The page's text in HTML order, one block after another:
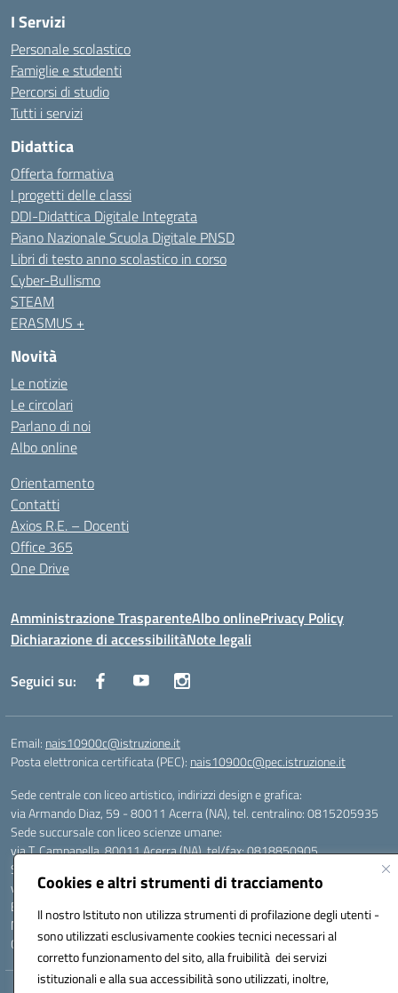
Cookies e altri strumenti di tracciamento
Il nostro Istituto non utilizza strumenti di profilazione degli utenti -
sono utilizzati esclusivamente cookies tecnici necessari al
corretto funzionamento del sito, alla fruibilità dei servizi
istituzionali e alla sua accessibilità sono utilizzati, inoltre,
I Servizi
Personale scolastico
Famiglie e studenti
Percorsi di studio
Tutti i servizi
Didattica
Offerta formativa
I progetti delle classi
DDI-Didattica Digitale Integrata
Piano Nazionale Scuola Digitale PNSD
Libri di testo anno scolastico in corso
Cyber-Bullismo
STEAM
ERASMUS +
Novità
Le notizie
Le circolari
Parlano di noi
Albo online
Orientamento
Contatti
Axios R.E. – Docenti
Office 365
One Drive
Amministrazione TrasparenteAlbo onlinePrivacy Policy
Dichiarazione di accessibilitàNote legali
Seguici su:
Email: nais10900c@istruzione.it
Posta elettronica certificata (PEC): nais10900c@pec.istruzione.it
Sede centrale con liceo artistico, indirizzi design e grafica:
via Armando Diaz, 59 - 80011 Acerra (NA), tel. centralino: 0815205935
Sede succursale con liceo scienze umane:
via T. Campanella, 80011 Acerra (NA), tel/fax: 0818850905
Sede succursale con liceo musicale:
via S. Pellico, 80011 Acerra (NA), tel: 08119660921
Email: nais10900c@istruzione.it | PEC: nais10900c@pec.istruzione.it |
Nome Ufficio PA: Uff_eFatturaPA | Codice Univoco ufficio: UFOYYV |
C.Fisc: 93056740637